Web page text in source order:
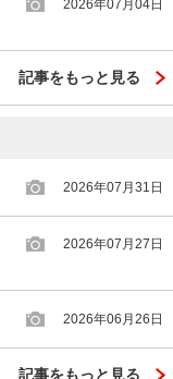
2026年07月04日
記事をもっと見る
2026年07月31日
2026年07月27日
2026年06月26日
記事をもっと見る